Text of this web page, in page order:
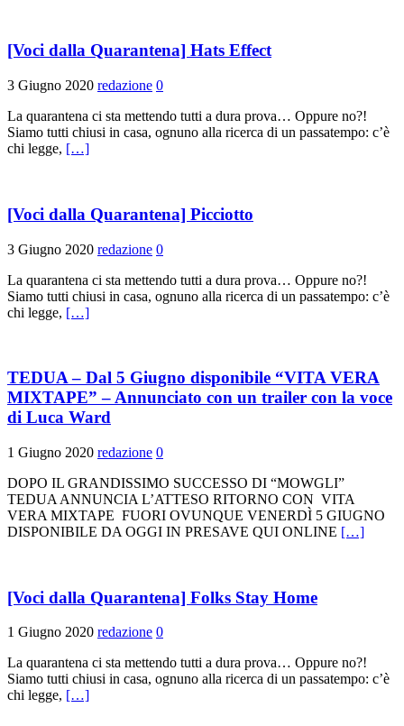
[Voci dalla Quarantena] Hats Effect
3 Giugno 2020 redazione 0
La quarantena ci sta mettendo tutti a dura prova… Oppure no?!
Siamo tutti chiusi in casa, ognuno alla ricerca di un passatempo: c’è
chi legge, […]
[Voci dalla Quarantena] Picciotto
3 Giugno 2020 redazione 0
La quarantena ci sta mettendo tutti a dura prova… Oppure no?!
Siamo tutti chiusi in casa, ognuno alla ricerca di un passatempo: c’è
chi legge, […]
TEDUA – Dal 5 Giugno disponibile “VITA VERA
MIXTAPE” – Annunciato con un trailer con la voce
di Luca Ward
1 Giugno 2020 redazione 0
DOPO IL GRANDISSIMO SUCCESSO DI “MOWGLI”
TEDUA ANNUNCIA L’ATTESO RITORNO CON VITA
VERA MIXTAPE FUORI OVUNQUE VENERDÌ 5 GIUGNO
DISPONIBILE DA OGGI IN PRESAVE QUI ONLINE […]
[Voci dalla Quarantena] Folks Stay Home
1 Giugno 2020 redazione 0
La quarantena ci sta mettendo tutti a dura prova… Oppure no?!
Siamo tutti chiusi in casa, ognuno alla ricerca di un passatempo: c’è
chi legge, […]